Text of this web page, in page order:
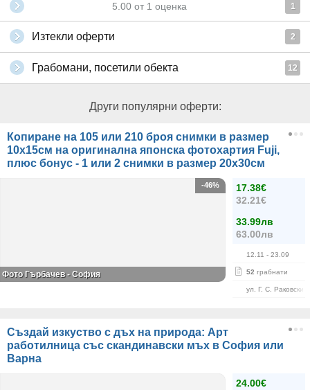
5.00 от 1 оценка 1
Изтекли оферти 2
Грабомани, посетили обекта 12
Други популярни оферти:
Копиране на 105 или 210 броя снимки в размер
10х15см на оригинална японска фотохартия Fuji,
плюс бонус - 1 или 2 снимки в размер 20х30см
17.38€
32.21€
33.99лв
63.00лв
12.11 - 23.09
52 грабнати
ул. Г. С. Раковски
-46%
Фото Гърбачев - София
Създай изкуство с дъх на природа: Арт
работилница със скандинавски мъх в София или
Варна
24.00€